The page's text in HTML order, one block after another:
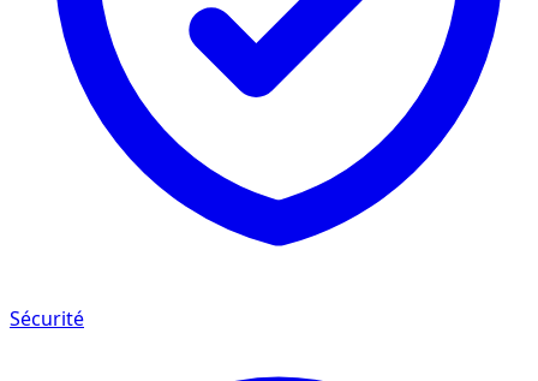
Sécurité